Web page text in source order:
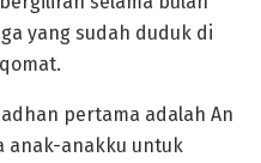
yang sudah duduk di
pertama adalah An
anak-anakku untuk